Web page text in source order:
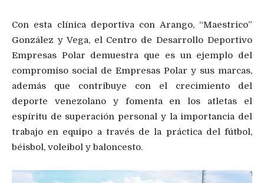
Con esta clínica deportiva con Arango, “Maestrico”
González y Vega, el Centro de Desarrollo Deportivo
Empresas Polar demuestra que es un ejemplo del
compromiso social de Empresas Polar y sus marcas,
además que contribuye con el crecimiento del
deporte venezolano y fomenta en los atletas el
espíritu de superación personal y la importancia del
trabajo en equipo a través de la práctica del fútbol,
béisbol, voleibol y baloncesto.